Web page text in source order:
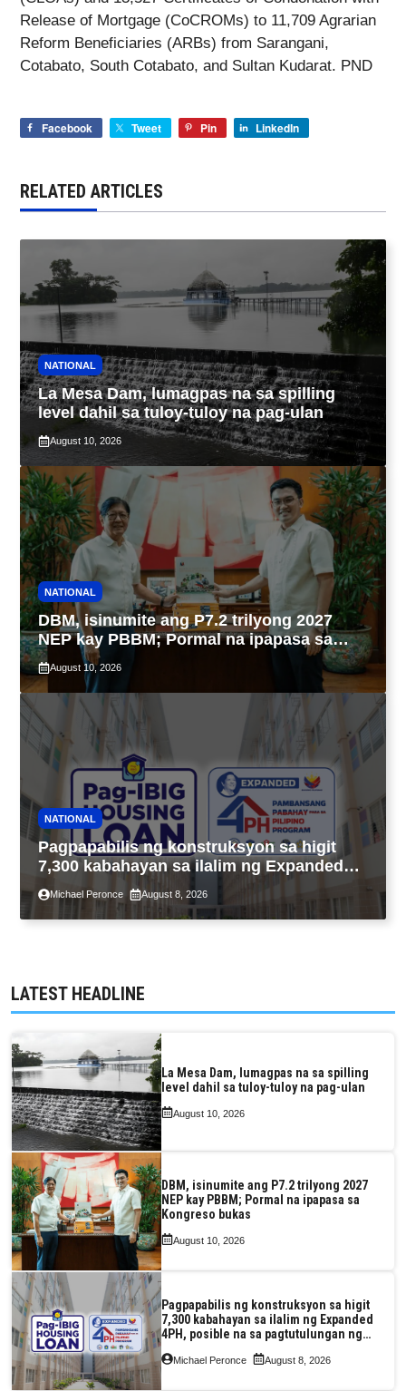
Release of Mortgage (CoCROMs) to 11,709 Agrarian
Reform Beneficiaries (ARBs) from Sarangani,
Cotabato, South Cotabato, and Sultan Kudarat. PND
Facebook Tweet Pin LinkedIn
RELATED ARTICLES
NATIONAL
La Mesa Dam, lumagpas na sa spilling
level dahil sa tuloy-tuloy na pag-ulan
August 10, 2026
NATIONAL
DBM, isinumite ang P7.2 trilyong 2027
NEP kay PBBM; Pormal na ipapasa sa
Kongreso bukas
August 10, 2026
NATIONAL
Pagpapabilis ng konstruksyon sa higit
7,300 kabahayan sa ilalim ng Expanded
4PH, posible na sa pagtutulungan ng Pag-
IBIG at P.A. Alvarez
Michael Peronce August 8, 2026
LATEST HEADLINE
La Mesa Dam, lumagpas na sa spilling
level dahil sa tuloy-tuloy na pag-ulan
August 10, 2026
DBM, isinumite ang P7.2 trilyong 2027
NEP kay PBBM; Pormal na ipapasa sa
Kongreso bukas
August 10, 2026
Pagpapabilis ng konstruksyon sa higit
7,300 kabahayan sa ilalim ng Expanded
4PH, posible na sa pagtutulungan ng
Pag-IBIG at P.A. Alvarez
Michael Peronce August 8, 2026